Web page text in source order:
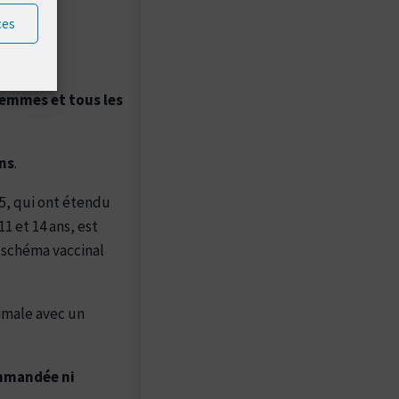
et tous les
.
qui ont étendu
et 14 ans, est
vaccinal
avec un
ni